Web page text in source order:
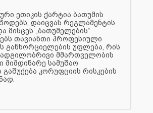
ეთიკის ქარტია ბათუმის
დაიცვას რეგლამენტის
მისცეს „ბათუმელების“
თავიანთი პროფესიული
განხორციელების უფლება, რის
მმართველობის
მიმდინარე სამუშაო
გაშუქება კორუფციის რისკების